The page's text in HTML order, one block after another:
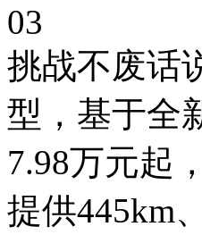
03
挑战不废话
型，基于全
7.98万元起
提供445km